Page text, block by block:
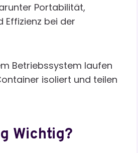
Portabilität,
Effizienz bei der
Betriebssystem laufen
isoliert und teilen
Wichtig?